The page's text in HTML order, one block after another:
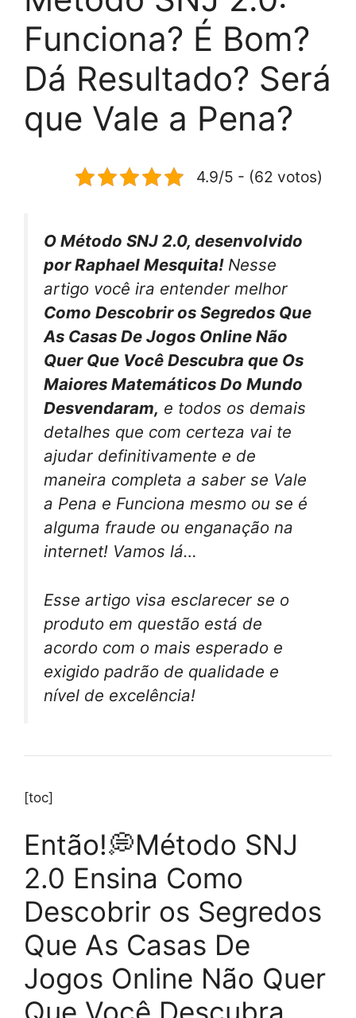
Funciona? É Bom?
Dá Resultado? Será
que Vale a Pena?
4.9/5 - (62 votos)
O Método SNJ 2.0, desenvolvido
por Raphael Mesquita! Nesse
artigo você ira entender melhor
Como Descobrir os Segredos Que
As Casas De Jogos Online Não
Quer Que Você Descubra que Os
Maiores Matemáticos Do Mundo
Desvendaram, e todos os demais
detalhes que com certeza vai te
ajudar definitivamente e de
maneira completa a saber se Vale
a Pena e Funciona mesmo ou se é
alguma fraude ou enganação na
internet! Vamos lá…
Esse artigo visa esclarecer se o
produto em questão está de
acordo com o mais esperado e
exigido padrão de qualidade e
nível de excelência!
[toc]
Então!💭Método SNJ
2.0 Ensina Como
Descobrir os Segredos
Que As Casas De
Jogos Online Não Quer